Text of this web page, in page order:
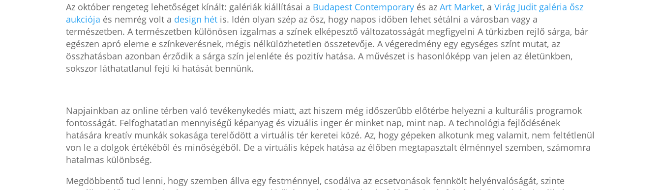
Az október rengeteg lehetőséget kínált: galériák kiállításai a Budapest Contemporary és azArt Market, aVirág Judit galéria ősz
aukciója és nemrég volt a design hét is. Idén olyan szép az ősz, hogy napos időben lehet sétálni a városban vagy a
természetben. A természetben különösen izgalmas a színek elképesztő változatosságát megfigyelni A türkizben rejlő sárga, bár
egészen apró eleme e színkeverésnek, mégis nélkülözhetetlen összetevője. A végeredmény egy egységes színt mutat, az
összhatásban azonban érződik a sárga szín jelenléte és pozitív hatása. A művészet is hasonlóképp van jelen az életünkben,
sokszor láthatatlanul fejti ki hatását bennünk.
Napjainkban az online térben való tevékenykedés miatt, azt hiszem még időszerűbb előtérbe helyezni a kulturális programok
fontosságát. Felfoghatatlan mennyiségű képanyag és vizuális inger ér minket nap, mint nap. A technológia fejlődésének
hatására kreatív munkák sokasága terelődött a virtuális tér keretei közé. Az, hogy gépeken alkotunk meg valamit, nem feltétlenül
von le a dolgok értékéből és minőségéből. De a virtuális képek hatása az élőben megtapasztalt élménnyel szemben, számomra
hatalmas különbség.
Megdöbbentő tud lenni, hogy szemben állva egy festménnyel, csodálva az ecsetvonások fennkölt helyénvalóságát, szinte